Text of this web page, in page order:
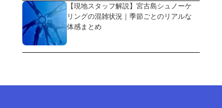
【現地スタッフ解説】宮古島シュノーケ
リングの混雑状況｜季節ごとのリアルな
体感まとめ